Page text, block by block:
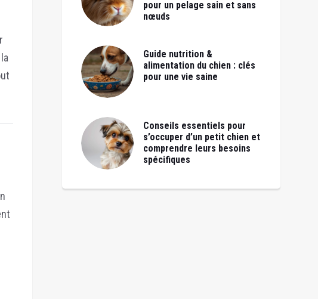
pour un pelage sain et sans
nœuds
Guide nutrition &
alimentation du chien : clés
pour une vie saine
Conseils essentiels pour
s’occuper d’un petit chien et
comprendre leurs besoins
spécifiques